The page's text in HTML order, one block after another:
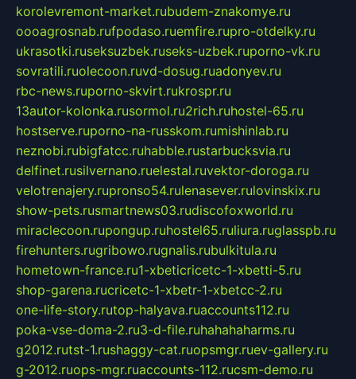
korolevremont-market.rubudem-znakomye.ru
oooagrosnab.rufpodaso.ruemfire.rupro-otdelky.ru
ukrasotki.ruseksuzbek.ruseks-uzbek.ruporno-vk.ru
sovratili.ruolecoon.ruvd-dosug.ruadonyev.ru
rbc-news.ruporno-skvirt.rukrospr.ru
13autor-kolonka.rusormol.ru2rich.ruhostel-65.ru
hostserve.ruporno-na-russkom.rumishinlab.ru
neznobi.rubigfatcc.ruhabble.rustarbucksvia.ru
delfinet.rusilvernano.ruelestal.ruvektor-doroga.ru
velotrenajery.rupronso54.rulenasever.rulovinskix.ru
show-pets.rusmartnews03.rudiscofoxworld.ru
miraclecoon.rupongup.ruhostel65.ruliura.ruglasspb.ru
firehunters.rugribowo.rugnalis.rubulkitula.ru
hometown-france.ru1-xbeticricetc-1-xbetti-5.ru
shop-garena.rucricetc-1-xbetr-1-xbetcc-2.ru
one-life-story.rutop-halyava.ruaccounts112.ru
poka-vse-doma-2.ru3-d-file.ruhahahaharms.ru
g2012.rutst-1.rushaggy-cat.ruopsmgr.ruev-gallery.ru
g-2012.ruops-mgr.ruaccounts-112.rucsm-demo.ru